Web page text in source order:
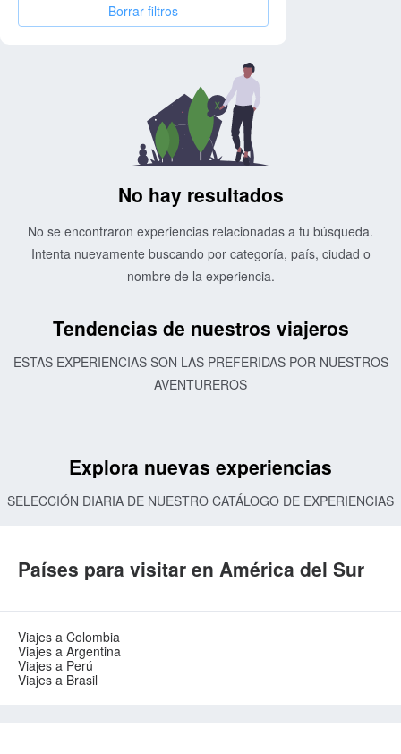
Borrar filtros
No hay resultados
No se encontraron experiencias relacionadas a tu búsqueda.
Intenta nuevamente buscando por categoría, país, ciudad o
nombre de la experiencia.
Tendencias de nuestros viajeros
ESTAS EXPERIENCIAS SON LAS PREFERIDAS POR NUESTROS
AVENTUREROS
Explora nuevas experiencias
SELECCIÓN DIARIA DE NUESTRO CATÁLOGO DE EXPERIENCIAS
Países para visitar en América del Sur
Viajes a Colombia
Viajes a Argentina
Viajes a Perú
Viajes a Brasil